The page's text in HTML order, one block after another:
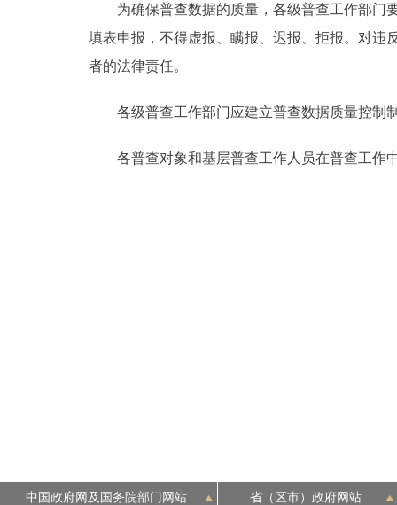
为确保普查数据的质量，各级普查工作部门要
填表申报，不得虚报、瞒报、迟报、拒报。对违
者的法律责任。
各级普查工作部门应建立普查数据质量控制制
各普查对象和基层普查工作人员在普查工作
中国政府网及国务院部门网站 省（区市）政府网站